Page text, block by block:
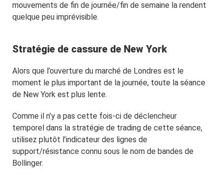
mouvements de fin de journée/fin de semaine la rendent
quelque peu imprévisible.
Stratégie de cassure de New York
Alors que l’ouverture du marché de Londres est le
moment le plus important de la journée, toute la séance
de New York est plus lente.
Comme il n’y a pas cette fois-ci de déclencheur
temporel dans la stratégie de trading de cette séance,
utilisez plutôt l’indicateur des lignes de
support/résistance connu sous le nom de bandes de
Bollinger.